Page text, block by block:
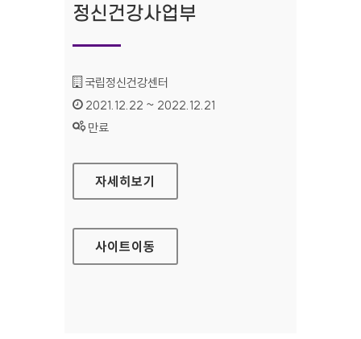
정신건강사업부
기관명 :
국립정신건강센터
인증기간 :
2021.12.22 ~ 2022.12.21
상태 :
만료
국립정신건강센터 정신건강사업부
자세히보기
사이트이동